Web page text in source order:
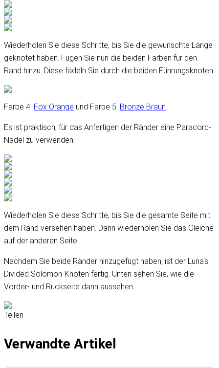
Wiederholen Sie diese Schritte, bis Sie die gewünschte Länge
geknotet haben. Fügen Sie nun die beiden Farben für den
Rand hinzu. Diese fädeln Sie durch die beiden Führungsknoten.
Farbe 4: Fox Orange und Farbe 5: Bronze Braun
Es ist praktisch, für das Anfertigen der Ränder eine Paracord-
Nadel zu verwenden.
Wiederholen Sie diese Schritte, bis Sie die gesamte Seite mit
dem Rand versehen haben. Dann wiederholen Sie das Gleiche
auf der anderen Seite.
Nachdem Sie beide Ränder hinzugefügt haben, ist der Luna's
Divided Solomon-Knoten fertig. Unten sehen Sie, wie die
Vorder- und Rückseite dann aussehen.
Teilen
Verwandte Artikel